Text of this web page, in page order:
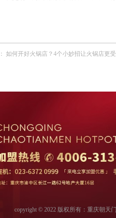
如何开好火锅店？4个小妙招让火锅店更受欢
copyright © 2022 版权所有：重庆朝天